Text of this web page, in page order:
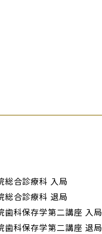
総合診療科 入局
総合診療科 退局
歯科保存学第二講座 入局
歯科保存学第二講座 退局